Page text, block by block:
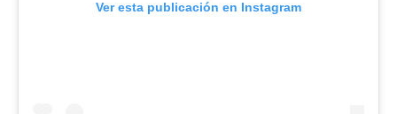
Ver esta publicación en Instagram